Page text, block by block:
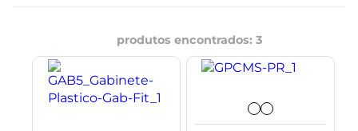
produtos encontrados: 3